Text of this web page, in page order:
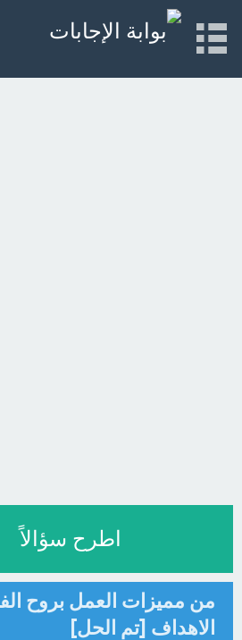
اطرح سؤالاً
من مميزات العمل بروح
الاهداف [تم الحل]